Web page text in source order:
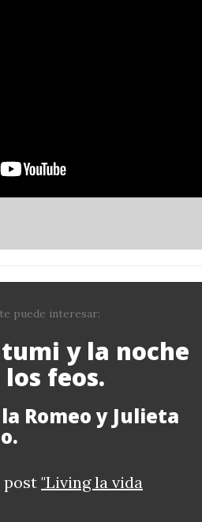
puede interesar:
y la noche
los feos.
Romeo y Julieta
post "Living la vida